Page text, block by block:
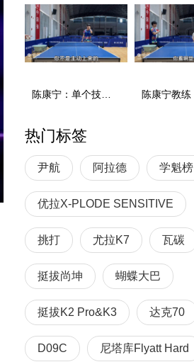
热门标签
尹航 阿拉德 学魁榜
优拉X-PLODE SENSITIVE
挑打 尤拉K7 瓦碳
挺拔尚坤 蝴蝶大巴
挺拔K2 Pro&K3 达克70
D09C 尼塔库Flyatt Hard